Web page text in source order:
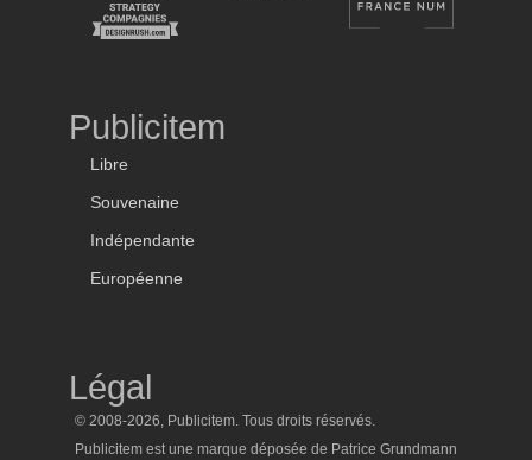
Publicitem
Libre
Souvenaine
Indépendante
Européenne
Légal
© 2008-2026, Publicitem. Tous droits réservés.
Publicitem est une marque déposée de Patrice Grundmann